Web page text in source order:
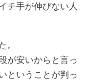
チ手が伸びない人
。
が安いからと言っ
ということが判っ